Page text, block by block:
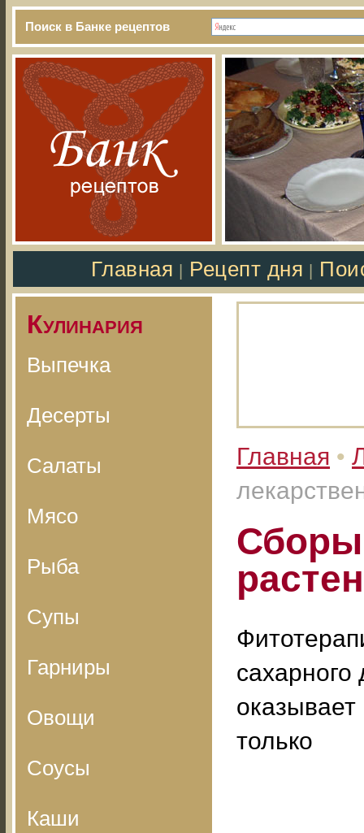
Поиск в Банке рецептов
Главная Рецепт дня
Кулинария
Выпечка
Десерты
Салаты
Мясо
Рыба
Супы
Гарниры
Овощи
Соусы
Каши
Главная •
Сборы
сахарного
оказывает
только